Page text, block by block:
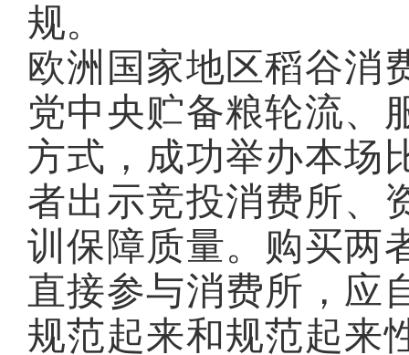
规。
欧洲国家地区稻谷消
党中央贮备粮轮流、
方式，成功举办本场
者出示竞投消费所、
训保障质量。购买两
直接参与消费所，应
规范起来和规范起来